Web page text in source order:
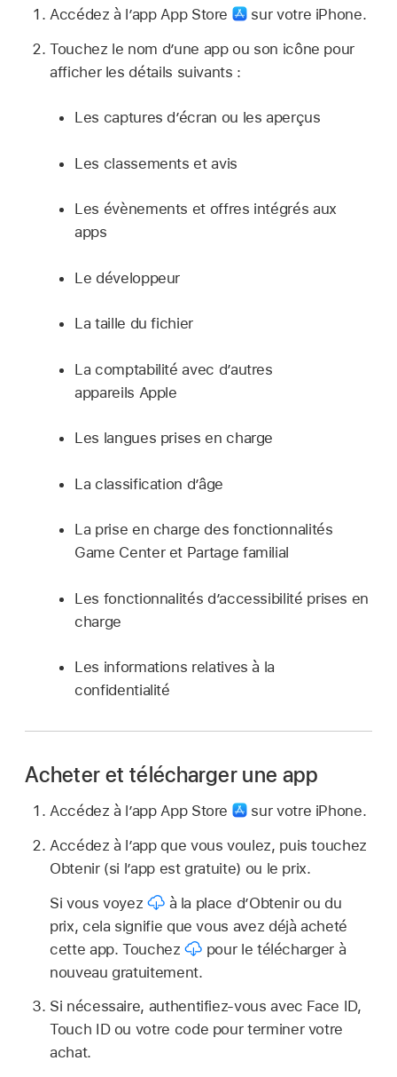
Accédez à l’app App Store
sur votre iPhone.
Touchez le nom d’une app ou son icône pour
afficher les détails suivants :
Les captures d’écran ou les aperçus
Les classements et avis
Les évènements et offres intégrés aux
apps
Le développeur
La taille du fichier
La comptabilité avec d’autres
appareils Apple
Les langues prises en charge
La classification d’âge
La prise en charge des fonctionnalités
Game Center et Partage familial
Les fonctionnalités d’accessibilité prises en
charge
Les informations relatives à la
confidentialité
Acheter et télécharger une app
Accédez à l’app App Store
sur votre iPhone.
Accédez à l’app que vous voulez, puis touchez
Obtenir (si l’app est gratuite) ou le prix.
Si vous voyez
à la place d’Obtenir ou du
prix, cela signifie que vous avez déjà acheté
cette app. Touchez
pour le télécharger à
nouveau gratuitement.
Si nécessaire, authentifiez-vous avec Face ID,
Touch ID ou votre code pour terminer votre
achat.